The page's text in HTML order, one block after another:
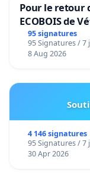
Pour le retour
ECOBOIS de
95 signatures
95 Signatures / 7
8 Aug 2026
4 146 signatures
95 Signatures / 7
30 Apr 2026